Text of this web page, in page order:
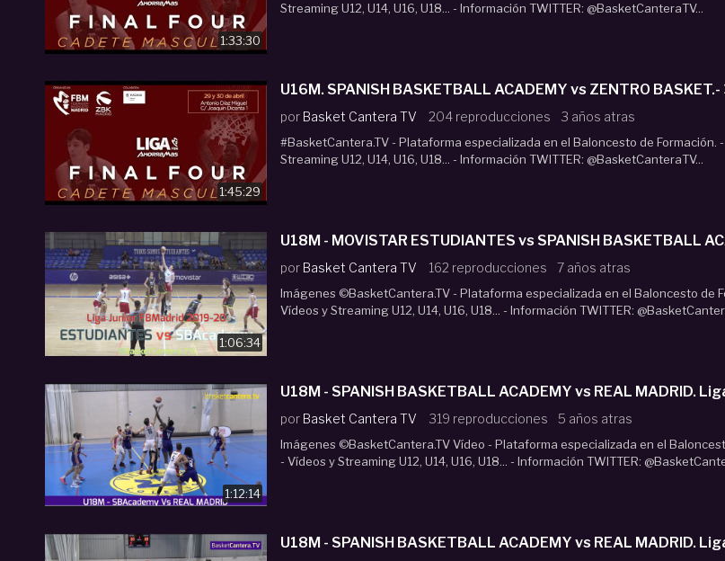
1:33:30
Streaming U12, U14, U16, U18... - Información TWITTER: @BasketCanteraTV...
1:45:29
U16M. SPANISH BASKETBALL ACADEMY vs ZENTRO
por Basket Cantera TV 204 reproducciones 3 años atras
#BasketCantera.TV - Plataforma especializada en el Baloncesto de Formación.
Streaming U12, U14, U16, U18... - Información TWITTER: @BasketCanteraTV...
1:06:34
U18M - MOVISTAR ESTUDIANTES vs
por Basket Cantera TV 162 reproducciones 7 años atras
Imágenes ©BasketCantera.TV - Plataforma especializada en el Baloncesto de
Vídeos y Streaming U12, U14, U16, U18... - Información TWITTER:
1:12:14
U18M - SPANISH BASKETBALL ACADEMY vs REAL MADRID.
por Basket Cantera TV 319 reproducciones 5 años atras
Imágenes ©BasketCantera.TV Vídeo - Plataforma especializada en el
- Vídeos y Streaming U12, U14, U16, U18... - Información TWITTER:
U18M - SPANISH BASKETBALL ACADEMY vs REAL MADRID.